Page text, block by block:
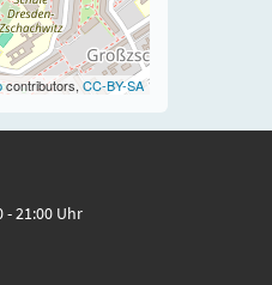
contributors, CC-BY-SA
- 21:00 Uhr